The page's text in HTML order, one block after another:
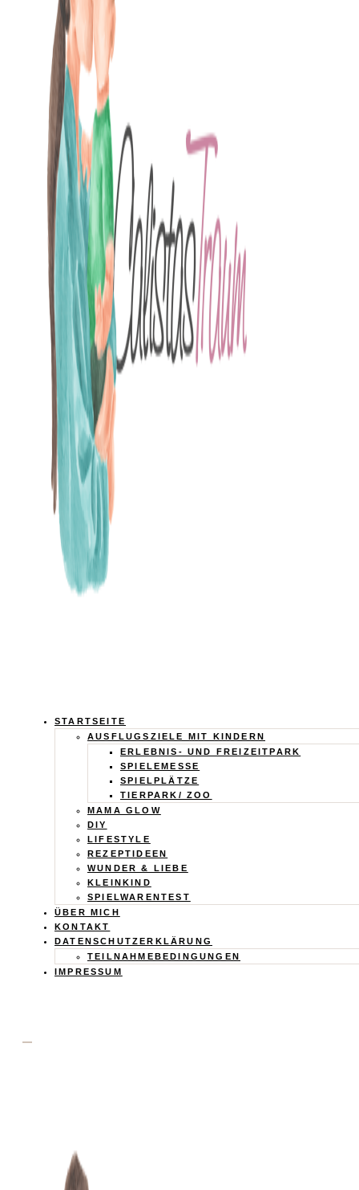
Calistas
Traum
STARTSEITE
AUSFLUGSZIELE MIT KINDERN
ERLEBNIS- UND FREIZEITPARK
SPIELEMESSE
SPIELPLÄTZE
TIERPARK/ ZOO
MAMA GLOW
DIY
LIFESTYLE
REZEPTIDEEN
WUNDER & LIEBE
KLEINKIND
SPIELWARENTEST
ÜBER MICH
KONTAKT
DATENSCHUTZERKLÄRUNG
TEILNAHMEBEDINGUNGEN
IMPRESSUM